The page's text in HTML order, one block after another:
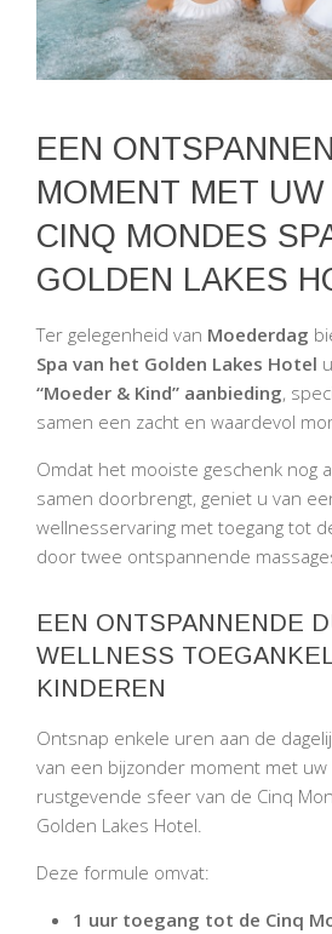
EEN
MOMENT MET
CINQ MONDES
GOLDEN LAKES
Ter gelegenheid van Moederdag
Spa van het Golden Lakes Hotel
“Moeder & Kind” aanbieding,
samen een zacht en waardevol
Omdat het mooiste geschenk nog
samen doorbrengt, geniet u van
wellnesservaring met toegang tot
door twee ontspannende
EEN ONTSPANNENDE
WELLNESS
KINDEREN
Ontsnap enkele uren aan de
van een bijzonder moment met uw
rustgevende sfeer van de Cinq
Golden Lakes Hotel.
Deze formule omvat:
1 uur toegang tot de Cinq